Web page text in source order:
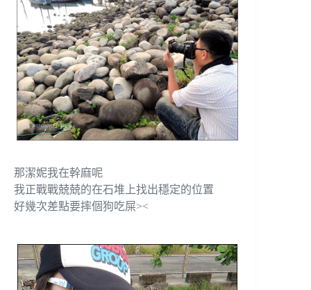
那潔妮我在幹麻呢
我正戰戰兢兢的在石堆上找出穩定的位置
好幾次差點要摔個狗吃屎><